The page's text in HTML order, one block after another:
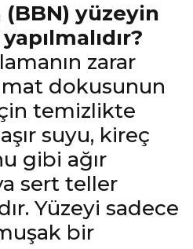
(BBN) yüzeyin
zarar
dokusunun
temizlikte
suyu, kireç
gibi ağır
sert teller
Yüzeyi sadece
bir